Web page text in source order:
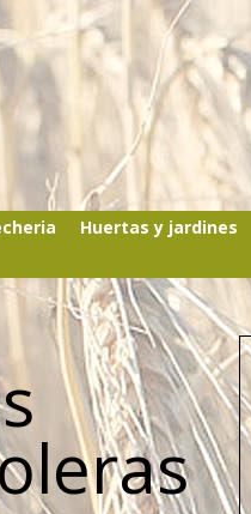
Huertas y jardines